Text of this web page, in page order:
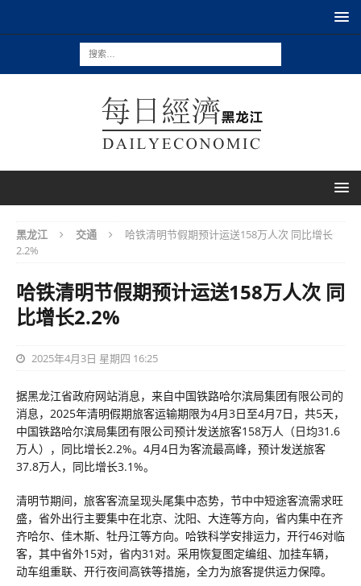
黑龙江 交通
哈铁清明节假期预计运送158万人次 同比增长
2.2%
哈铁清明节假期预计运送158万人次 同
比增长2.2%
2025年4月3日 星期四 16:25
据黑龙江省政府网站消息，来自中国铁路哈尔滨局集团有限公司的
消息，2025年清明假期旅客运输期限为4月3日至4月7日，共5天，
中国铁路哈尔滨局集团有限公司预计发送旅客158万人（日均31.6
万人），同比增长2.2%。4月4日为客流最高峰，预计发送旅客
37.8万人，同比增长3.1%。
清明节期间，旅客客流呈现头尾集中态势，节中中短途客流需求旺
盛，省外出行主要集中在北京、沈阳、大连等方向，省内集中在齐
齐哈尔、佳木斯、牡丹江等方向。哈铁科学安排运力，开行46对临
客，其中省外15对，省内31对。采用恢复图定编组、加挂车辆，
动车组重联、开行夜间高铁等措施，全力为旅客提供运力保障。